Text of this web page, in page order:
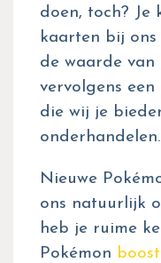
doen, toch? Je
kaarten bij
de waarde
vervolgens
die wij je
onderhandelen.
Nieuwe
ons natuurlijk
heb je ruime
Pokémon